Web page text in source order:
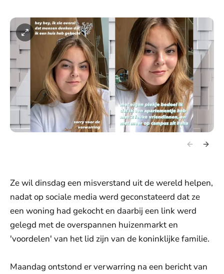
Ze wil dinsdag een misverstand uit de wereld helpen,
nadat op sociale media werd geconstateerd dat ze
een woning had gekocht en daarbij een link werd
gelegd met de overspannen huizenmarkt en
'voordelen' van het lid zijn van de koninklijke familie.
Maandag ontstond er verwarring na een bericht van